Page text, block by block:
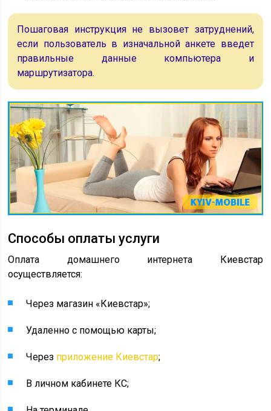
Пошаговая инструкция не вызовет затруднений,
если пользователь в изначальной анкете введет
правильные данные компьютера и
маршрутизатора.
Способы оплаты услуги
Оплата домашнего интернета Киевстар
осуществляется:
Через магазин «Киевстар»;
Удаленно с помощью карты;
Через приложение Киевстар;
В личном кабинете КС;